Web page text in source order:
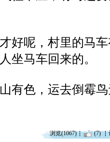
好呢，村里的马
坐马车回来的。
有色，运去倒霉
浏览(1067) (7)